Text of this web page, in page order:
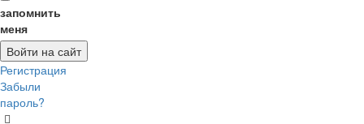
запомнить
меня
Регистрация
Забыли
пароль?